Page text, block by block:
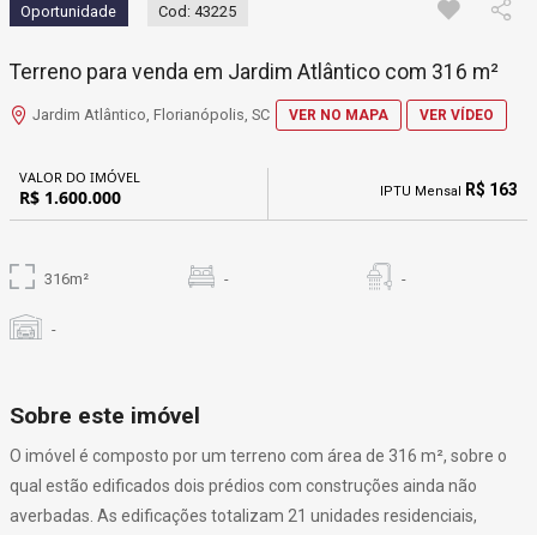
Oportunidade Cod: 43225
Terreno para venda em Jardim Atlântico com 316 m²
Jardim Atlântico, Florianópolis, SC VER NO MAPA VER VÍDEO
VALOR DO IMÓVEL
R$ 1.600.000 IPTU Mensal R$ 163
316m² - -
-
Sobre este imóvel
O imóvel é composto por um terreno com área de 316 m², sobre o
qual estão edificados dois prédios com construções ainda não
averbadas. As edificações totalizam 21 unidades residenciais,